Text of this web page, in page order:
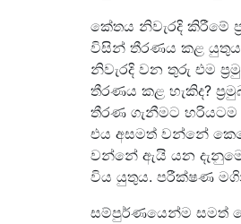
කේතය නිවැරදි කිරීමේ
විසින් තීරණය කළ
නිවැරදි වන තුරු එම
තීරණය කළ හැකිද?
තීරණ ගැනීමට
එය අසමත් වන්නේ
වන්නේ ඇයි යන
විය යුතුය. පරීක්ෂණ
සම්පුර්ණයෙන්ම සමත්